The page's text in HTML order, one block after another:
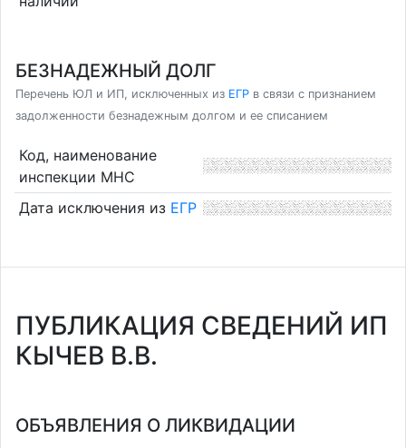
БЕЗНАДЕЖНЫЙ ДОЛГ
Перечень ЮЛ и ИП, исключенных из ЕГР в связи с признанием
задолженности безнадежным долгом и ее списанием
Код, наименование
инспекции МНС
Дата исключения из ЕГР
ПУБЛИКАЦИЯ СВЕДЕНИЙ ИП
КЫЧЕВ В.В.
ОБЪЯВЛЕНИЯ О ЛИКВИДАЦИИ